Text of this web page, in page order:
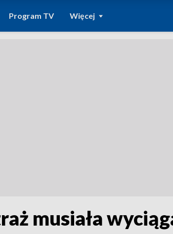
Program TV Więcej
musiała